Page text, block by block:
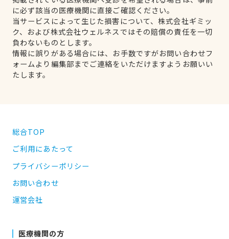
に必ず該当の医療機関に直接ご確認ください。
当サービスによって生じた損害について、株式会社ギミッ
ク、および株式会社ウェルネスではその賠償の責任を一切
負わないものとします。
情報に誤りがある場合には、お手数ですがお問い合わせフ
ォームより編集部までご連絡をいただけますようお願いい
たします。
総合TOP
ご利用にあたって
プライバシーポリシー
お問い合わせ
運営会社
医療機関の方